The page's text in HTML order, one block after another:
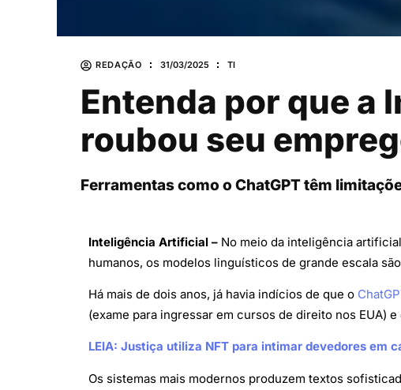
REDAÇÃO 31/03/2025 TI
Entenda por que a
roubou seu
Ferramentas como o ChatGPT têm
Inteligência Artificial – No meio da inteligência
humanos, os modelos linguísticos de grande escala
Há mais de dois anos, já havia indícios de que o
(exame para ingressar em cursos de direito nos EUA)
LEIA: Justiça utiliza NFT para intimar devedores em
Os sistemas mais modernos produzem textos